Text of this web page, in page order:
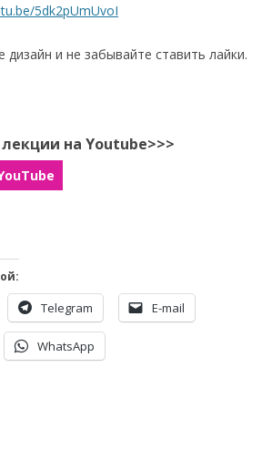
5dk2pUmUvoI
дизайн и не забывайте ставить лайки.
на Youtube>>>
Telegram E-mail
WhatsApp